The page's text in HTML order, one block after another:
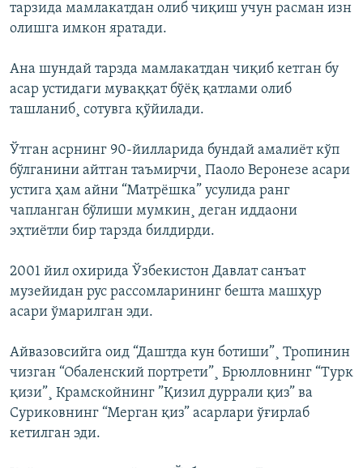
тарзида мамлакатдан олиб чиқиш учун расман изн
олишга имкон яратади.
Ана шундай тарзда мамлакатдан чиқиб кетган бу
асар устидаги муваққат бўëқ қатлами олиб
ташланиб¸ сотувга қўйилади.
Ўтган асрнинг 90-йилларида бундай амалиëт кўп
бўлганини айтган таъмирчи¸ Паоло Веронезе асари
устига ҳам айни “Матрëшка” усулида ранг
чапланган бўлиши мумкин¸ деган иддаони
эҳтиëтли бир тарзда билдирди.
2001 йил охирида Ўзбекистон Давлат санъат
музейидан рус рассомларининг бешта машҳур
асари ўмарилган эди.
Айвазовсийга оид “Даштда кун ботиши”¸ Тропинин
чизган “Обаленский портрети”¸ Брюлловнинг “Турк
қизи”¸ Крамскойнинг ”Қизил дуррали қиз” ва
Суриковнинг “Мерган қиз” асарлари ўғирлаб
кетилган эди.